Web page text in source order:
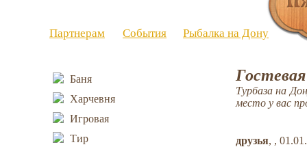
Партнерам События Рыбалка на Дону
Баня
Харчевня
Игровая
Тир
Гостевая
Турбаза на
место у вас
друзья, ,